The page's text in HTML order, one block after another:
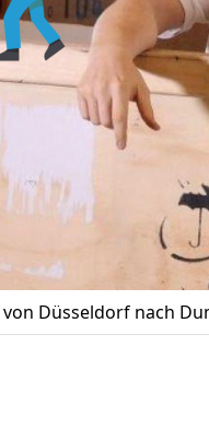
Düsseldorf nach